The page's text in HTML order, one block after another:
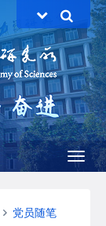
党员随笔